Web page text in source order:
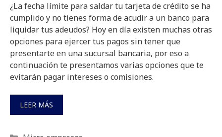
¿La fecha límite para saldar tu tarjeta de crédito se ha
cumplido y no tienes forma de acudir a un banco para
liquidar tus adeudos? Hoy en día existen muchas otras
opciones para ejercer tus pagos sin tener que
presentarte en una sucursal bancaria, por eso a
continuación te presentamos varias opciones que te
evitarán pagar intereses o comisiones.
LEER MÁS